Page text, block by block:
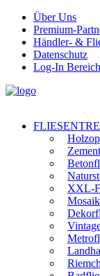
Über Uns
Premium-
Händler- &
Datenschutz
Log-In Bereich
XXL-